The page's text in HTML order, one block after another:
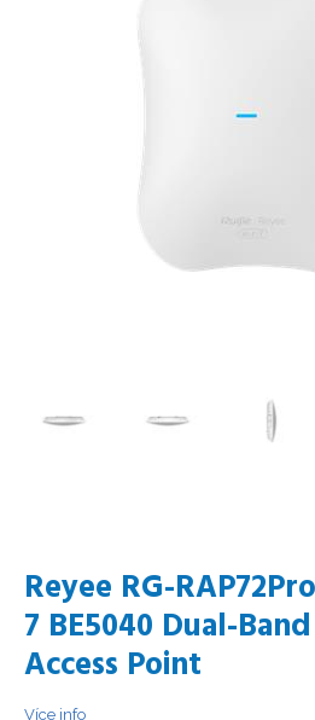
Reyee RG-
7 BE5040 Dual-
Access Point
Více info